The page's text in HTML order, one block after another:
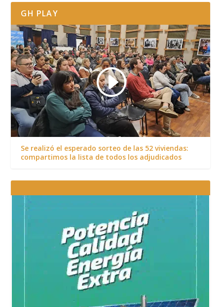
GH PLAY
Se realizó el esperado sorteo de las 52 viviendas:
compartimos la lista de todos los adjudicados